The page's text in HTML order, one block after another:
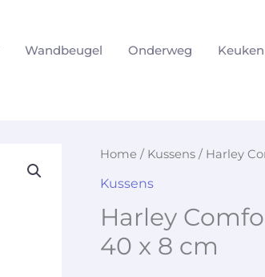
Wandbeugel Onderweg Keuken
Home / Kussens / Harley
Kussens
Harley
40 x 8 cm